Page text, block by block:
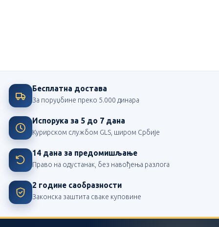
Бесплатна достава
За поруџбине преко 5.000 динара
Испорука за 5 до 7 дана
Курирском службом GLS, широм Србије
14 дана за предомишљање
Право на одустанак, без навођења разлога
2 године саобразности
Законска заштита сваке куповине